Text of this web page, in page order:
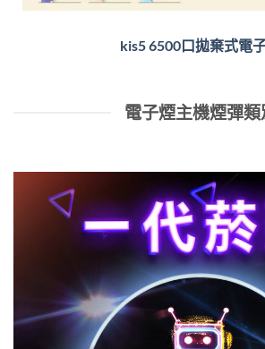
kis5 6500口拋棄式電
電子煙主機煙彈類